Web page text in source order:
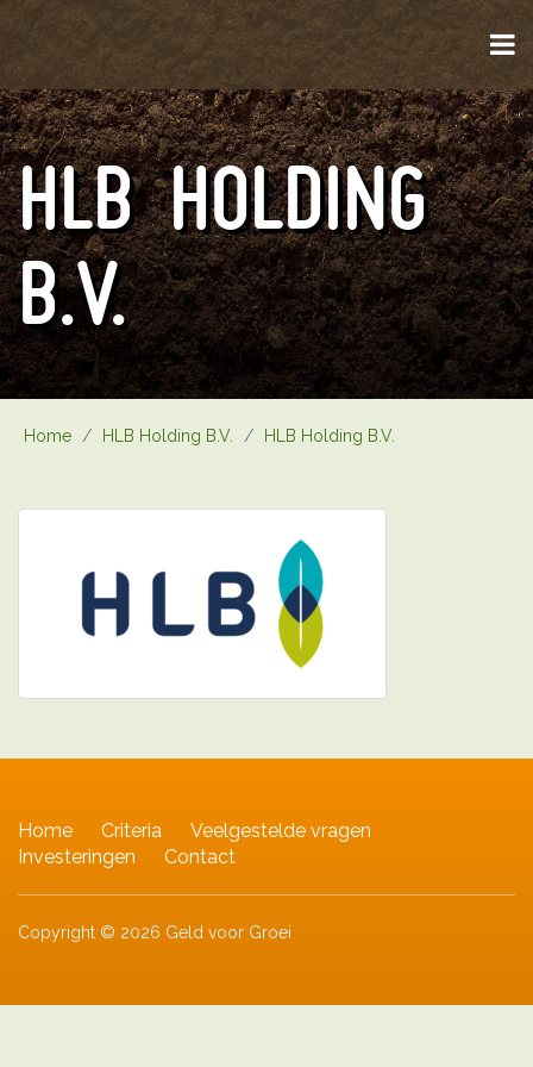
HLB HOLDING
B.V.
Home / HLB Holding B.V. / HLB Holding B.V.
Home Criteria
Veelgestelde vragen
Investeringen
Contact
Copyright © 2026 Geld voor Groei